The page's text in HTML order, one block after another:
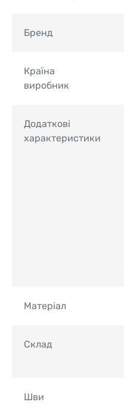
Бренд
Країна
виробник
Додаткові
характеристики
Матеріал
Склад
Шви